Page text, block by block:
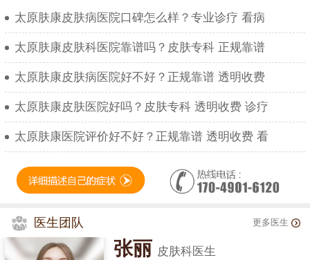
太原肤康皮肤病医院口碑怎么样？专业诊疗 看病
太原肤康皮肤科医院靠谱吗？皮肤专科 正规靠谱
太原肤康皮肤病医院好不好？正规靠谱 透明收费
太原肤康皮肤医院好吗？皮肤专科 透明收费 诊疗
太原肤康医院评价好不好？正规靠谱 透明收费 看
医生团队 更多医生
张丽 皮肤科医生